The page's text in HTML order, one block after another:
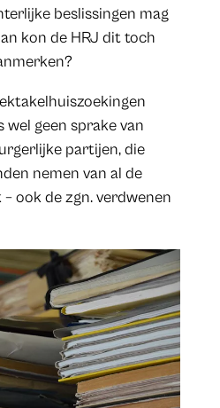
beslissingen mag
kon de HRJ dit toch
wel geen sprake van
partijen, die
nemen van al de
ook de zgn. verdwenen